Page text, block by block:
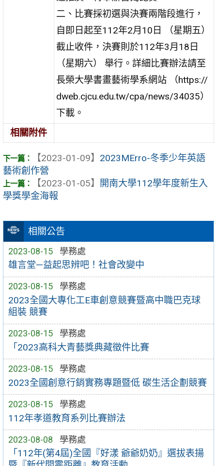
相關公告
2023-08-15 學務處
雄言堂—益起思辨吧！社會改變中
2023-08-15 學務處
2023全國大專化工E車創意競賽暨高中職巴克球
組裝 競賽
2023-08-15 學務處
「2023高科大青藝獎典藏徵件比賽
2023-08-15 學務處
2023全國創意行銷實務專題暨低 碳生活企劃競賽
2023-08-15 學務處
112年孝道教育系列比賽辦法
2023-08-08 學務處
「112年(第4屆)全國『好漾 爺爺奶奶』選拔表揚
二、比賽採初選與決賽兩階段進行，
自即日起至112年2月10日 （星期五）
截止收件，決賽則於112年3月18日
（星期六） 舉行。詳細比賽辦法請至
長榮大學書畫藝術學系網站 （https://
dweb.cjcu.edu.tw/cpa/news/34035）
下載。
相關附件
【2023-01-09】 2023MErro-冬季少年英語
藝術創作營
【2023-01-05】
開南大學112學年度新生入
學獎學金海報